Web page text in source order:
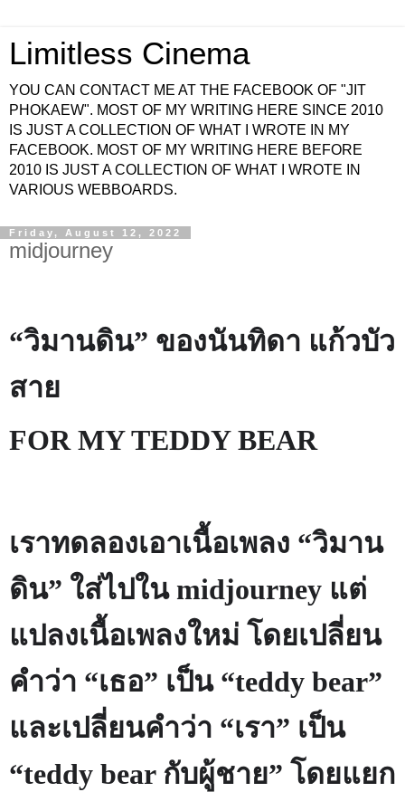
Limitless Cinema
YOU CAN CONTACT ME AT THE FACEBOOK OF "JIT
PHOKAEW". MOST OF MY WRITING HERE SINCE 2010
IS JUST A COLLECTION OF WHAT I WROTE IN MY
FACEBOOK. MOST OF MY WRITING HERE BEFORE
2010 IS JUST A COLLECTION OF WHAT I WROTE IN
VARIOUS WEBBOARDS.
Friday, August 12, 2022
midjourney
“วิมานดิน” ของนันทิดา แก้วบัว
สาย
FOR MY TEDDY BEAR
เราทดลองเอาเนื้อเพลง “วิมาน
ดิน” ใส่ไปในmidjourney แต่
แปลงเนื้อเพลงใหม่ โดยเปลี่ยน
คำว่า “เธอ” เป็น “teddy bear”
และเปลี่ยนคำว่า “เรา” เป็น
“teddy bear กับผู้ชาย” โดยแยก